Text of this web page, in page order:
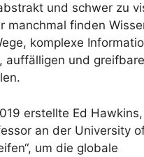
und schwer zu
manchmal finden
komplexe
auffälligen und
erstellte Ed Hawkins,
an der University
um die globale